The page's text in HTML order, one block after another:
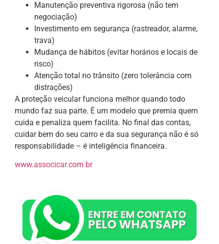
Manutenção preventiva rigorosa (não tem
negociação)
Investimento em segurança (rastreador, alarme,
trava)
Mudança de hábitos (evitar horários e locais de
risco)
Atenção total no trânsito (zero tolerância com
distrações)
A proteção veicular funciona melhor quando todo
mundo faz sua parte. É um modelo que premia quem
cuida e penaliza quem facilita. No final das contas,
cuidar bem do seu carro e da sua segurança não é só
responsabilidade – é inteligência financeira.
www.associcar.com.br